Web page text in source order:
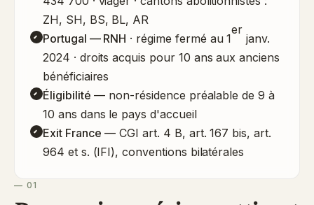
ZH, SH, BS, BL, AR
Portugal — RNH · régime fermé au 1
er
janv.
2024 · droits acquis pour 10 ans aux anciens
bénéficiaires
Éligibilité — non-résidence préalable de 9 à
10 ans dans le pays d'accueil
Exit France — CGI art. 4 B, art. 167 bis, art.
964 et s. (IFI), conventions bilatérales
— 01